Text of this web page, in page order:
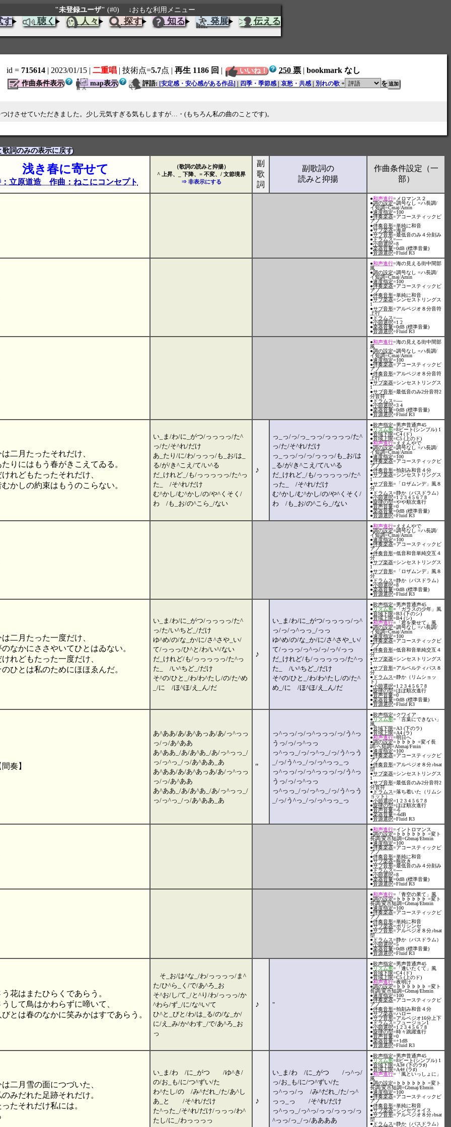
"未登録ユーザ" (#0) ↓おもな利用メニュー
聴く 人々 探す 知る 発展 伝える
id = 715614 | 2023/01/15 | 二重唱 | 技術点=5.7点 | 再生 1186 回 | いいね！ 250 票 | bookmark なし
作曲条件表示 map表示 評語: [安定感・安心感がある作品] 四季・季節感 哀愁・共感 別れの歌 + を
けさせていただきました。少し元気すぎる気もしますが…・(もちろん私の曲のことです)。
歌詞のみの表示に戻す
浅き春に寄せて
立原道造 作曲：ねこにコンセプト
（歌詞の読みと抑揚）
^ 上昇、_ 下降、= 不変、/ 文節境界
⇒ 非表示にする
副
歌
詞
副歌詞の
読みと抑揚
作曲条件設定（一
部）
●和声進行=メロマンス２
●調の設定=調号なし =ハ長調/
イ短調=Cmaj/Amin
●速度指定=100
●伴奏楽器=アコースティックピ
アノ
●伴奏音形=単純に和音
●サブ楽器=海岸
●サブ音形=最低音のみ４分刻み
●ドラムス=----
●小節選択=8
●楽器音量=0dB (標準音量)
●音源選択=Fluid R3
●和声進行=海の見える街中間部
風
●調の設定=調号なし =ハ長調/
イ短調=Cmaj/Amin
●速度指定=100
●伴奏楽器=アコースティックピ
アノ
●伴奏音形=単純に和音
●サブ楽器=シンセストリングス
1
●サブ音形=アルペジオ８分音符
上行
● ドラムス=----
●小節選択=1 2
●楽器音量=0dB (標準音量)
●音源選択=Fluid R3
●和声進行=海の見える街中間部
風
●調の設定=調号なし =ハ長調/
イ短調=Cmaj/Amin
●速度指定=100
●伴奏楽器=アコースティックピ
アノ
●伴奏音形=アルペジオ８分音符
上行
●サブ楽器=シンセストリングス
1
●サブ音形=最低音のみ2分音符2
分音符
●ドラムス=----
●小節選択=3 4
●楽器音量=0dB (標準音量)
●音源選択=Fluid R3
は二月たったそれだけ、
たりにはもう春がきこえてゐる。
けれどもたったそれだけ、
むかしの約束はもうのこらない。
い_ま/わ/に_がつ/っっっっ/た^
っ/た/そ^れ/だけ
あ_たり/に/わ/っっっ/も_お/は_
る/が/き^こえ/て/い^る
だ_けれど_/も/っっっっっ/た^っ
た_ /そ^れ/だけ
む^かし/む^かし/の/や^くそく/
わ /も_お/の^こら_/ない
♪
っ_っ/っ/っ_っっ/っっっっ/た^
っ/た/そ^れ/だけ
っ_っっ/っ/っ/っっっ/も_お/は
_る/が/き^こえ/て/い^る
だ_けれど_/も/っっっっっ/た^
った_ /そ^れ/だけ
む^かし/む^かし/の/や^くそく/
わ /も_お/の^こら_/ない
●歌声指定=男声普通声45
●リズム形=8ビート(シンプル) 1
●音域下限=C4 (ド)
●音域上限=C5 (上のド)
●和声進行=ええんやで
●調の設定=調号なし =ハ長調/
イ短調=Cmaj/Amin
●速度指定=100
●伴奏楽器=アコースティックピ
アノ
●伴奏音形=拍刻み和音４分
●サブ楽器=シンセストリングス
1
●サブ音形=「ロザムンデ」風８
分
●ドラムス=静か（バスドラム）
●小節選択=1 2 3 4 5 6 7 8
●旋律の型=やや順次進行
●音声音量=0
●楽器音量=0dB (標準音量)
●音源選択=Fluid R3
●和声進行=ええんやで
●調の設定=調号なし =ハ長調/
イ短調=Cmaj/Amin
●速度指定=100
●伴奏楽器=アコースティックピ
アノ
●伴奏音形=低音和音単純交互４
分
●サブ楽器=シンセストリングス
1
●サブ音形=「ロザムンデ」風８
分
●ドラムス=静か（バスドラム）
●小節選択=8
●楽器音量=0dB (標準音量)
●音源選択=Fluid R3
は二月たった一度だけ、
のなかにささやいてひとはゐない。
けれどもたった一度だけ、
のひとは私のためにほほゑんだ。
い_ま/わ/に_がつ/っっっっ/た^
っ/た/い^ちど_/だけ
ゆ^め/の/な_か/に/さ^さや_い/
て/っっっ/ひ^と/わ/い^/ない
だ_けれど/も/っっっっっ/た^っ
た_ /い^ちど_/だけ
そ^の/ひと_/わ/わ^たし/の/た^め
_/に /ほ^ほ/え_ん/だ
♪
い_ま/わ/に_がつ/っっっっ/っ^
っ/っ/っ^っっ_/っっ
ゆ^め/の/な_か/に/さ^さや_い/
て/っっっ/っ^っ/っ/っ^/っっ
だ_けれど/も/っっっっっ/た^っ
た_ /い^ちど_/だけ
そ^の/ひと_/わ/わ^たし/の/た^
め_/に /ほ^ほ/え_ん/だ
●歌声指定=男声普通声45
●リズム形=「ガラスの少年」風
●音域下限=B3 (下のシ)
●音域上限=B4 (シ)
●和声進行=「君を乗せて」風
●調の設定=調号なし =ハ長調/
イ短調=Cmaj/Amin
●速度指定=100
●伴奏楽器=アコースティックピ
アノ
●伴奏音形=低音和音単純交互４
分
●サブ楽器=シンセストリングス
1
●サブ音形=アルベルティバス８
分
●ドラムス=静か（リムショッ
ト）
●小節選択=1 2 3 4 5 6 7 8
●旋律の型=ほぼ順次進行
●音声音量=0
●楽器音量=0dB (標準音量)
●音源選択=Fluid R3
間奏】
あ^ああ/あ/あ^あっあ/あ/っ^っっ
っ/っ/あ^ああ
あ^ああ_/あ/あ^あ_/あ/っ^っっ_/
っ/っ^っ_/っ/あ^ああ_あ
あ^ああ/あ/あ^あっあ/あ/っ^っっ
っ/っ/あ^ああ
あ^ああ_/あ/あ^あ_/あ/っ^っっ_/
っ/っ^っ_/っ/あ^ああ_あ
"
っ^っっ/っ/っ^っっっ/っ/う^っ
うっ/っ/っ^っっ
っ^っっ_/っ/っ^っ_/っ/う^っう
_/っ/う^っ_/っ/っ^っっ_っ
っ^っっ/っ/っ^っっっ/っ/う^っ
うっ/っ/っ^っっ
っ^っっ_/っ/っ^っ_/っ/う^っう
_/っ/う^っ_/っ/っ^っっ_っ
●歌声指定=クワイア
●リズム形=「言葉にできない」
風
●音域下限=A3 (下のラ)
●音域上限=A4 (ラ)
●和声進行=明日へ
●調の設定=♭♭♭♭ =変イ長
調/ヘ短調=Abmaj/Fmin
●速度指定=100
●伴奏楽器=アコースティックピ
アノ
●伴奏音形=アルペジオ８分♪bsat
型
●サブ楽器=シンセストリングス
1
●サブ音形=最低音のみ2分音符2
分音符
●ドラムス=落ち着いた（リムシ
ョット）
●小節選択=1 2 3 4 5 6 7 8
●旋律の型=ほぼ順次進行
●音声音量=-6
●楽器音量=-6dB
●音源選択=Fluid R3
●和声進行=イントロマンス
●調の設定=♭♭♭♭♭♭ =変ト
長調/変ホ短調=Gbmaj/Ebmin
●速度指定=100
●伴奏楽器=アコースティックピ
アノ
●伴奏音形=単純に和音
●サブ楽器=瓶吹き
●サブ音形=最低音のみ４分刻み
●ドラムス=----
●小節選択=8
●楽器音量=0dB (標準音量)
●音源選択=Fluid R3
●和声進行=「青空の果て」風
●調の設定=♭♭♭♭♭♭ =変ト
長調/変ホ短調=Gbmaj/Ebmin
●速度指定=100
●伴奏楽器=アコースティックピ
アノ
●伴奏音形=単純に和音
●サブ楽器=ポリシンセ
●サブ音形=アルペジオ８分♪bsat
型
● ドラムス=静か（バスドラム）
●小節選択=5
●楽器音量=0dB (標準音量)
●音源選択=Fluid R3
う花はまたひらくであらう。
うして鳥はかわらずに啼いて、
びとは春のなかに笑みかはすであらう。
そ_お/は^な_/わ/っっっっ/ま^
た/ひ^ら_く/で/あ^ろ_お
そ^お/し/て_/と^り/わ/っっっ/か
^わら/ず_/に/な^い/て
ひ^と_びと/わ/は_る/の/な_か/
に/え_み/か^わす_/で/あ^ろ_お
っ
♪ "
●歌声指定=男声普通声45
●リズム形=「逢いたくて」風
●音域下限=C4 (ド)
●音域上限=C5 (上のド)
●和声進行=夜明け
●調の設定=♭♭♭♭♭♭ =変ト
長調/変ホ短調=Gbmaj/Ebmin
●速度指定=100
●伴奏楽器=アコースティックピ
アノ
●伴奏音形=拍刻み和音４分
●サブ楽器=ハロー
●サブ音形=アルペジオ16分上下
●ドラムス=フュージョン1
●小節選択=1 2 3 4 5 6 7 8
●旋律の型=時々跳躍進行
●音声音量=0
●楽器音量=+1dB
●音源選択=Fluid R3
は二月雪の面につづいた、
のみだれた足跡それだけ。
ったそれだけ私には。
い_ま/わ /に_がつ /ゆ^き/
の/お_も/に/つ^ずい/た
わ^たし/の /み^だれ_/た/あ^し
あ_と /そ^れ/だけ
た^った_/そ^れ/だけ/っっっ/わ^
たし/に_/わっっっっ
♪
い_ま/わ /に_がつ /っ^っ/
っ/お_も/に/つ^ずい/た
っ^っっ/っ /み^だれ_/た/っ^
っっ_っ /そ^れ/だけ
っ^っっ_/っ^っ/っっ/っっっ/っ
^っっ/っ_/っ/ああああ
●歌声指定=男声普通声45
●リズム形=8ビート(シンプル) 1
●音域下限=A3# (下のラ♯)
●音域上限=A4# (ラ♯)
●和声進行=「風といっしょに」
風
●調の設定=♭♭♭♭♭♭ =変ト
長調/変ホ短調=Gbmaj/Ebmin
●速度指定=100
●伴奏楽器=アコースティックピ
アノ
●伴奏音形=単純に和音
●サブ楽器=シンセヴォイス
●サブ音形=アルペジオ８分♪bsat
型
● ドラムス=静か（バスドラム）